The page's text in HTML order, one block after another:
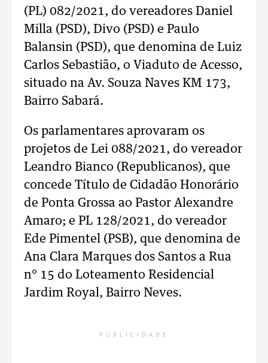
(PL) 082/2021, do vereadores Daniel
Milla (PSD), Divo (PSD) e Paulo
Balansin (PSD), que denomina de Luiz
Carlos Sebastião, o Viaduto de Acesso,
situado na Av. Souza Naves KM 173,
Bairro Sabará.
Os parlamentares aprovaram os
projetos de Lei 088/2021, do vereador
Leandro Bianco (Republicanos), que
concede Título de Cidadão Honorário
de Ponta Grossa ao Pastor Alexandre
Amaro; e PL 128/2021, do vereador
Ede Pimentel (PSB), que denomina de
Ana Clara Marques dos Santos a Rua
n° 15 do Loteamento Residencial
Jardim Royal, Bairro Neves.
PUBLICIDADE